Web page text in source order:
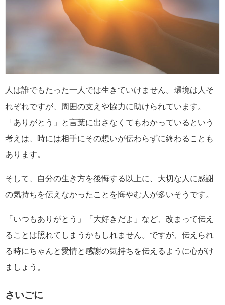
人は誰でもたった一人では生きていけません。環境は人そ
れぞれですが、周囲の支えや協力に助けられています。
「ありがとう」と言葉に出さなくてもわかっているという
考えは、時には相手にその想いが伝わらずに終わることも
あります。
そして、自分の生き方を後悔する以上に、大切な人に感謝
の気持ちを伝えなかったことを悔やむ人が多いそうです。
「いつもありがとう」「大好きだよ」など、改まって伝え
ることは照れてしまうかもしれません。ですが、伝えられ
る時にちゃんと愛情と感謝の気持ちを伝えるように心がけ
ましょう。
さいごに